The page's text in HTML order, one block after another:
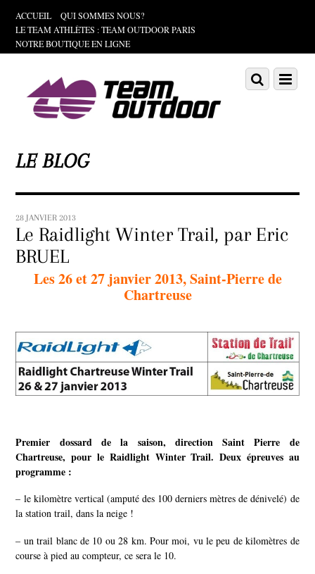
ACCUEIL
QUI SOMMES NOUS?
LE TEAM ATHLÈTES : TEAM OUTDOOR PARIS
NOTRE BOUTIQUE EN LIGNE
Scroll
content
LE BLOG
Menu
Scroll
down
28 JANVIER 2013
Le Raidlight Winter Trail, par Eric
BRUEL
Les 26 et 27 janvier 2013, Saint-Pierre de
Chartreuse
Premier dossard de la saison, direction Saint Pierre de
Chartreuse, pour le Raidlight Winter Trail. Deux épreuves au
programme :
– le kilomètre vertical (amputé des 100 derniers mètres de dénivelé) de
la station trail, dans la neige !
– un trail blanc de 10 ou 28 km. Pour moi, vu le peu de kilomètres de
course à pied au compteur, ce sera le 10.